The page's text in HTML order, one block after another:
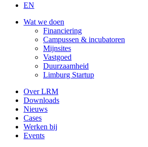
EN
Wat we doen
Financiering
Campussen & incubatoren
Mijnsites
Vastgoed
Duurzaamheid
Limburg Startup
Over LRM
Downloads
Nieuws
Cases
Werken bij
Events